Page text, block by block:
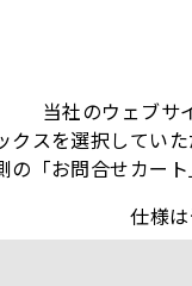
当社のウェブサ
クスを選択してい
の「お問合せカー
仕様